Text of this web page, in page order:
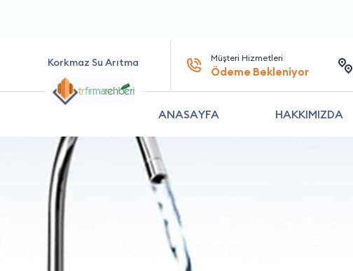
Korkmaz Su Arıtma Müşteri Hizmetleri
Ödeme Bekleniyor
ANASAYFA HAKKIMIZDA